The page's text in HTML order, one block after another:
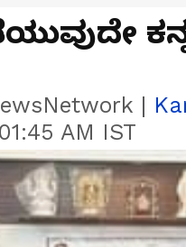
|
AM IST